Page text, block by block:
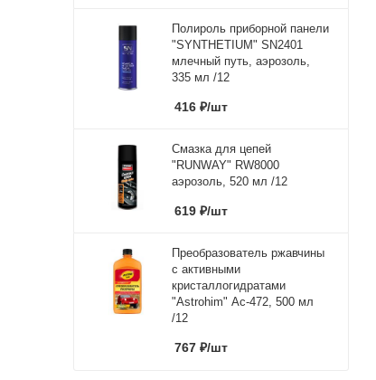
Полироль приборной панели
"SYNTHETIUM" SN2401
млечный путь, аэрозоль,
335 мл /12
416 ₽/шт
Смазка для цепей
"RUNWAY" RW8000
аэрозоль, 520 мл /12
619 ₽/шт
Преобразователь ржавчины
с активными
кристаллогидратами
"Astrohim" Ас-472, 500 мл
/12
767 ₽/шт